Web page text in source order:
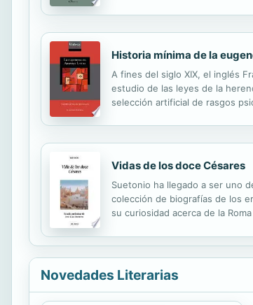
Historia mínima de la
A fines del siglo XIX, el inglés
estudio de las leyes de la
selección artificial de rasgos
Vidas de los doce Césares
Suetonio ha llegado a ser uno
colección de biografías de los
su curiosidad acerca de la
Novedades Literarias